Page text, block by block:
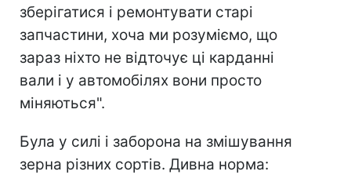
зберігатися і ремонтувати старі
запчастини, хоча ми розуміємо, що
зараз ніхто не відточує ці карданні
вали і у автомобілях вони просто
міняються".
Була у силі і заборона на змішування
зерна різних сортів. Дивна норма: